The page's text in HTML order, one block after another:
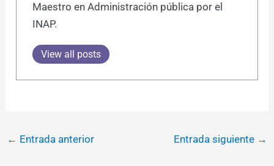
Maestro en Administración pública por el
INAP.
View all posts
← Entrada anterior Entrada siguiente →